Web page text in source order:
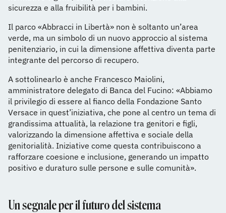
sicurezza e alla fruibilità per i bambini.
Il parco «Abbracci in Libertà» non è soltanto un’area
verde, ma un simbolo di un nuovo approccio al sistema
penitenziario, in cui la dimensione affettiva diventa parte
integrante del percorso di recupero.
A sottolinearlo è anche Francesco Maiolini,
amministratore delegato di Banca del Fucino: «Abbiamo
il privilegio di essere al fianco della Fondazione Santo
Versace in quest’iniziativa, che pone al centro un tema di
grandissima attualità, la relazione tra genitori e figli,
valorizzando la dimensione affettiva e sociale della
genitorialità. Iniziative come questa contribuiscono a
rafforzare coesione e inclusione, generando un impatto
positivo e duraturo sulle persone e sulle comunità».
Un segnale per il futuro del sistema